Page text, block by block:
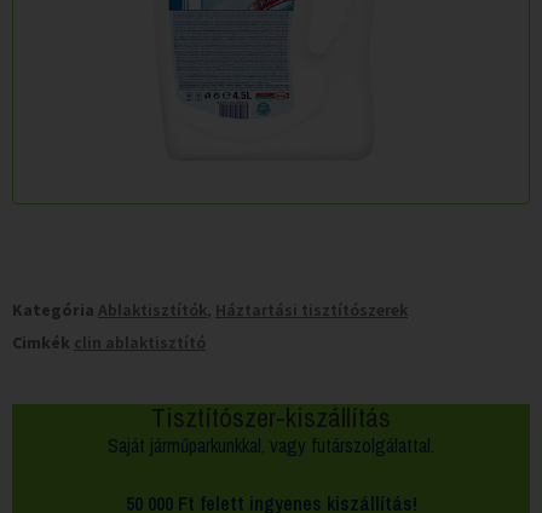
Kategória Ablaktisztítók, Háztartási tisztítószerek
Cimkék clin ablaktisztító
Tisztítószer-kiszállítás
Saját járműparkunkkal, vagy futárszolgálattal.
50 000 Ft felett ingyenes kiszállítás!